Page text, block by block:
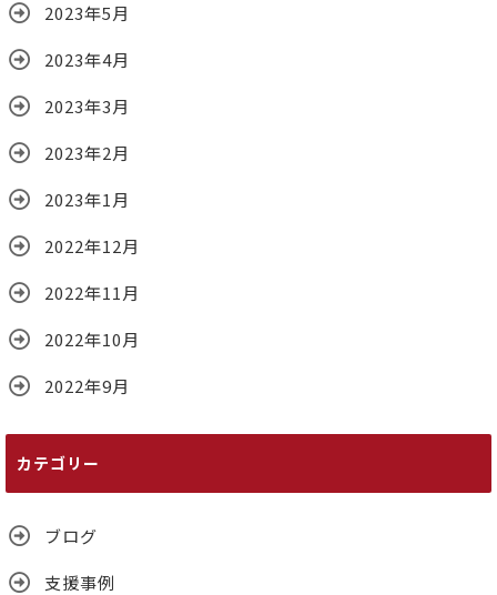
2023年5月
2023年4月
2023年3月
2023年2月
2023年1月
2022年12月
2022年11月
2022年10月
2022年9月
カテゴリー
ブログ
支援事例